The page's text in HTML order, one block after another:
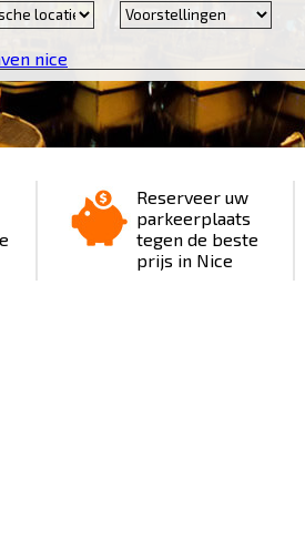
nice
Reserveer uw
parkeerplaats
tegen de beste
prijs in Nice